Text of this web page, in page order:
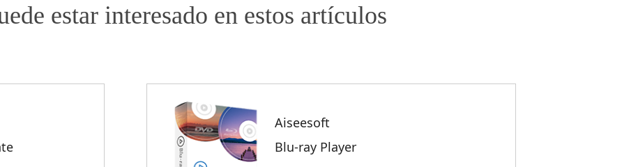
estar interesado en estos artículos
Aiseesoft
Blu-ray Player